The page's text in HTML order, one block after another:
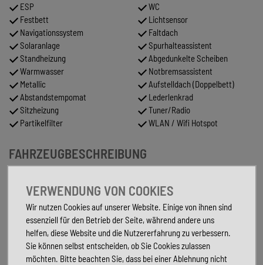
ESP
Festbett
Navigationssystem
Solaranlage
Standheizung
Warmwasser
Metallic
Abstandstempomat
Sitzheizung
Partikelfilter
WC
Lichtsensor
Faltdach
Spurhalteassistent
Abgedunkelte Scheiben
Notbremsassistent
Aufstelldach (Doppelbett)
Lederlenkrad
Tuner/Radio
WLAN / Wifi Hotspot
FAHRZEUGBESCHREIBUNG
Inseratsnummer 575
Modell: Grand Canyon S CrossOver Edition
Allgemeines:
Mercedes Sprinter Chassis
Motorisierung: (140kW/190PS)
zGG.: 4.100 kg
UVP: 149.480,– €
VERWENDUNG VON COOKIES
Wir nutzen Cookies auf unserer Website. Einige von ihnen sind
essenziell für den Betrieb der Seite, während andere uns
helfen, diese Website und die Nutzererfahrung zu verbessern.
Sie können selbst entscheiden, ob Sie Cookies zulassen
möchten. Bitte beachten Sie, dass bei einer Ablehnung nicht